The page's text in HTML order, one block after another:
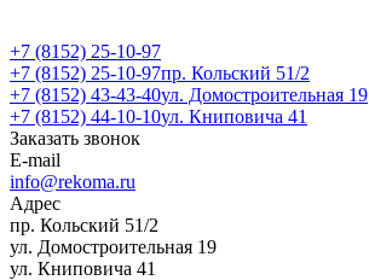
+7 (8152) 25-10-97
+7 (8152) 25-10-97пр. Кольский 51/2
+7 (8152) 43-43-40ул. Домостроительная 19
+7 (8152) 44-10-10ул. Книповича 41
Заказать звонок
E-mail
info@rekoma.ru
Адрес
пр. Кольский 51/2
ул. Домостроительная 19
ул. Книповича 41